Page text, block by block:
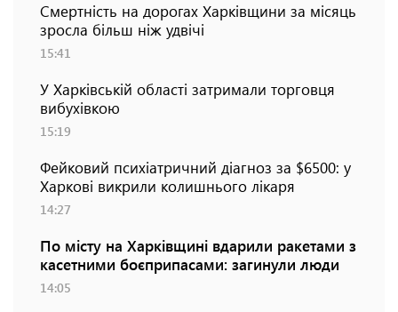
Смертність на дорогах Харківщини за місяць
зросла більш ніж удвічі
15:41
У Харківській області затримали торговця
вибухівкою
15:19
Фейковий психіатричний діагноз за $6500: у
Харкові викрили колишнього лікаря
14:27
По місту на Харківщині вдарили ракетами з
касетними боєприпасами: загинули люди
14:05